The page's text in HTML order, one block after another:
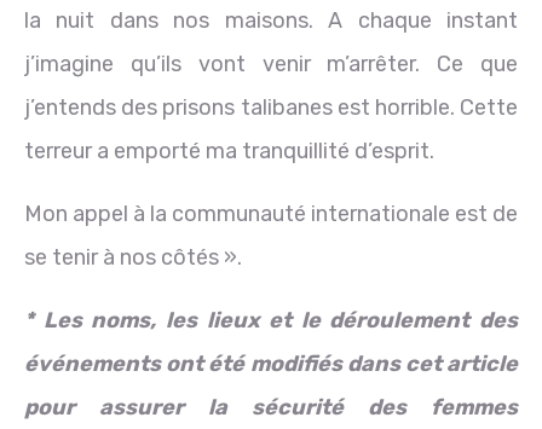
la nuit dans nos maisons. A chaque instant
j’imagine qu’ils vont venir m’arrêter. Ce que
j’entends des prisons talibanes est horrible. Cette
terreur a emporté ma tranquillité d’esprit.
Mon appel à la communauté internationale est de
se tenir à nos côtés ».
* Les noms, les lieux et le déroulement des
événements ont été modifiés dans cet article
pour assurer la sécurité des femmes